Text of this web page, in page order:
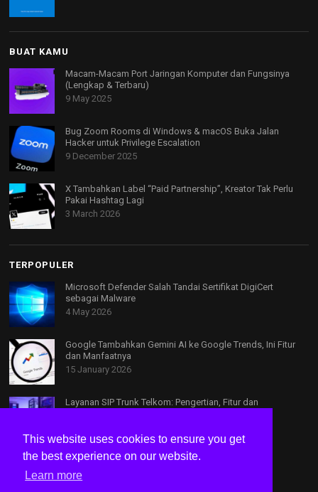
This website uses cookies to ensure you get
the best experience on our website.
Learn more
BUAT KAMU
Macam-Macam Port Jaringan Komputer dan Fungsinya
(Lengkap & Terbaru)
9 May 2025
Bug Zoom Rooms di Windows & macOS Buka Jalan
Hacker untuk Privilege Escalation
9 December 2025
X Tambahkan Label “Paid Partnership”, Kreator Tak Perlu
Pakai Hashtag Lagi
3 March 2026
TERPOPULER
Microsoft Defender Salah Tandai Sertifikat DigiCert
sebagai Malware
4 May 2026
Google Tambahkan Gemini AI ke Google Trends, Ini Fitur
dan Manfaatnya
15 January 2026
Layanan SIP Trunk Telkom: Pengertian, Fitur dan